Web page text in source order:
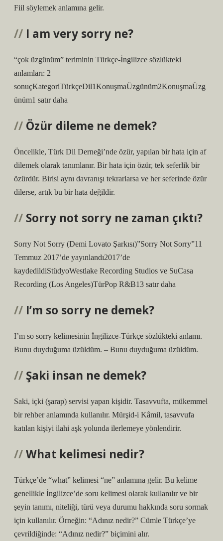
Fiil söylemek anlamına gelir.
I am very sorry ne?
“çok üzgünüm” teriminin Türkçe-İngilizce sözlükteki
anlamları: 2
sonuçKategoriTürkçeDil1KonuşmaÜzgünüm2KonuşmaÜzg
ünüm1 satır daha
Özür dileme ne demek?
Öncelikle, Türk Dil Derneği’nde özür, yapılan bir hata için af
dilemek olarak tanımlanır. Bir hata için özür, tek seferlik bir
özürdür. Birisi aynı davranışı tekrarlarsa ve her seferinde özür
dilerse, artık bu bir hata değildir.
Sorry not sorry ne zaman çıktı?
Sorry Not Sorry (Demi Lovato Şarkısı)”Sorry Not Sorry”11
Temmuz 2017’de yayınlandı2017’de
kaydedildiStüdyoWestlake Recording Studios ve SuCasa
Recording (Los Angeles)TürPop R&B13 satır daha
I’m so sorry ne demek?
I’m so sorry kelimesinin İngilizce-Türkçe sözlükteki anlamı.
Bunu duyduğuma üzüldüm. – Bunu duyduğuma üzüldüm.
Şaki insan ne demek?
Saki, içki (şarap) servisi yapan kişidir. Tasavvufta, mükemmel
bir rehber anlamında kullanılır. Mürşid-i Kâmil, tasavvufa
katılan kişiyi ilahi aşk yolunda ilerlemeye yönlendirir.
What kelimesi nedir?
Türkçe’de “what” kelimesi “ne” anlamına gelir. Bu kelime
genellikle İngilizce’de soru kelimesi olarak kullanılır ve bir
şeyin tanımı, niteliği, türü veya durumu hakkında soru sormak
için kullanılır. Örneğin: “Adınız nedir?” Cümle Türkçe’ye
çevrildiğinde: “Adınız nedir?” biçimini alır.